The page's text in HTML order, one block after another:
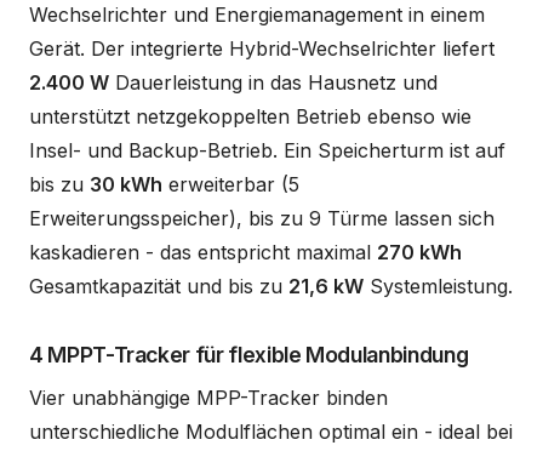
Wechselrichter und Energiemanagement in einem
Gerät. Der integrierte Hybrid-Wechselrichter liefert
2.400 W Dauerleistung in das Hausnetz und
unterstützt netzgekoppelten Betrieb ebenso wie
Insel- und Backup-Betrieb. Ein Speicherturm ist auf
bis zu 30 kWh erweiterbar (5
Erweiterungsspeicher), bis zu 9 Türme lassen sich
kaskadieren - das entspricht maximal 270 kWh
Gesamtkapazität und bis zu 21,6 kW Systemleistung.
4 MPPT-Tracker für flexible Modulanbindung
Vier unabhängige MPP-Tracker binden
unterschiedliche Modulflächen optimal ein - ideal bei